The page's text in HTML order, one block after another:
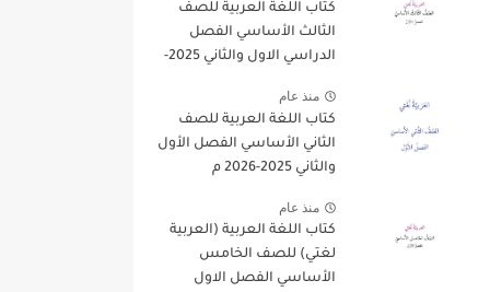
كتاب اللغة العربية للصف
الثالث الأساسي الفصل
الدراسي الاول والثاني 2025-
منذ عام
كتاب اللغة العربية للصف
الثاني الأساسي الفصل الأول
والثاني 2025-2026 م
منذ عام
كتاب اللغة العربية (العربية
لغتي) للصف الخامس
الأساسي الفصل الاول